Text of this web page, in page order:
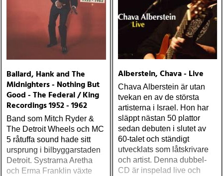
Ballard, Hank and The
Midnighters - Nothing But
Good - The Federal / King
Recordings 1952 - 1962
Band som Mitch Ryder &
The Detroit Wheels och MC
5 råtuffa sound hade sitt
ursprung i bilbyggarstaden
Detroit. Systrarna Aretha
och Erma Franklin växte
Alberstein, Chava - Live
Chava Alberstein är utan
tvekan en av de största
artisterna i Israel. Hon har
släppt nästan 50 plattor
sedan debuten i slutet av
60-talet och ständigt
utvecklats som låtskrivare
och artist. Denna dubbel-
CD är inspelad live och